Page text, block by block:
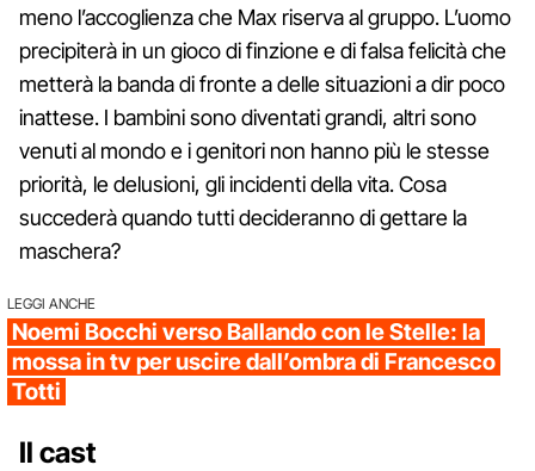
meno l’accoglienza che Max riserva al gruppo. L’uomo
precipiterà in un gioco di finzione e di falsa felicità che
metterà la banda di fronte a delle situazioni a dir poco
inattese. I bambini sono diventati grandi, altri sono
venuti al mondo e i genitori non hanno più le stesse
priorità, le delusioni, gli incidenti della vita. Cosa
succederà quando tutti decideranno di gettare la
maschera?
LEGGI ANCHE
Noemi Bocchi verso Ballando con le Stelle: la
mossa in tv per uscire dall’ombra di Francesco
Totti
Il cast